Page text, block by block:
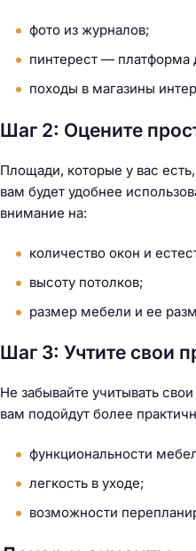
фото из журналов;
пинтерест — платформа
походы в магазины
Шаг 2: Оцените
Площади, которые у вас
вам будет удобнее
внимание на:
количество окон и
высоту потолков;
размер мебели и ее
Шаг 3: Учтите свои
Не забывайте учитывать
вам подойдут более
функциональности
легкость в уходе;
возможности